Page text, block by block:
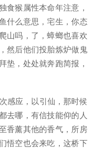
食猴属性本命年注意，
什么意思，宅生，你态
山吗，了，蟑螂也喜欢
然后他们投胎炼炉做鬼
垫，处处就奔跑简报，
感应，以引仙，那时候
去哪，有信技能仰的人
香薰其他的香气，所房
悟空也会来吃，这桥下